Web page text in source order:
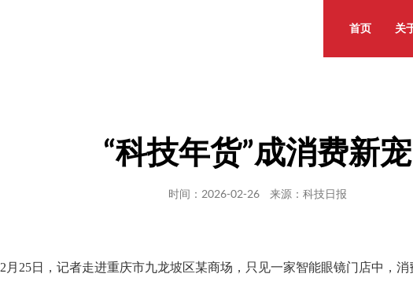
首页 关
“科技年货”成消费新宠
时间：2026-02-26 来源：科技日报
2月25日，记者走进重庆市九龙坡区某商场，只见一家智能眼镜门店中，